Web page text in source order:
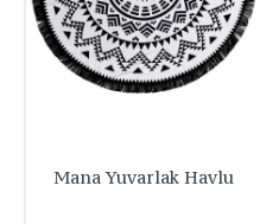
Mana Yuvarlak Havlu